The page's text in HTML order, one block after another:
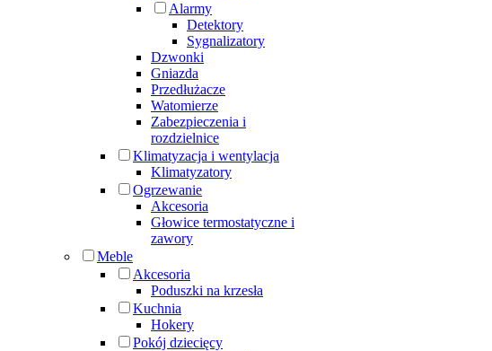
Alarmy
Detektory
Sygnalizatory
Dzwonki
Gniazda
Przedłużacze
Watomierze
Zabezpieczenia i
rozdzielnice
Klimatyzacja i wentylacja
Klimatyzatory
Ogrzewanie
Akcesoria
Głowice termostatyczne i
zawory
Meble
Akcesoria
Poduszki na krzesła
Kuchnia
Hokery
Pokój dziecięcy